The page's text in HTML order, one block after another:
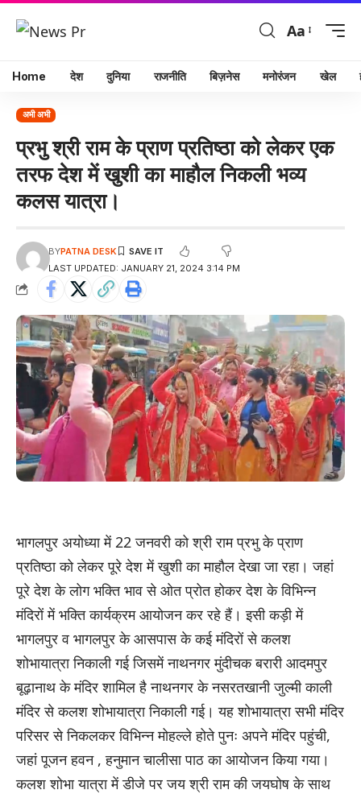
Aa
Home देश दुनिया राजनीति बिज़नेस मनोरंजन खेल
अभी अभी
प्रभु श्री राम के प्राण प्रतिष्ठा को लेकर एक
तरफ देश में खुशी का माहौल निकली भव्य
कलस यात्रा।
LAST UPDATED: JANUARY 21, 2024 3:14 PM
BYPATNA DESK
भागलपुर अयोध्या में 22 जनवरी को श्री राम प्रभु के प्राण
प्रतिष्ठा को लेकर पूरे देश में खुशी का माहौल देखा जा रहा। जहां
पूरे देश के लोग भक्ति भाव से ओत प्रोत होकर देश के विभिन्न
मंदिरों में भक्ति कार्यक्रम आयोजन कर रहे हैं। इसी कड़ी में
भागलपुर व भागलपुर के आसपास के कई मंदिरों से कलश
शोभायात्रा निकाली गई जिसमें नाथनगर मुंदीचक बरारी आदमपुर
बूढ़ानाथ के मंदिर शामिल है नाथनगर के नसरतखानी जुल्मी काली
मंदिर से कलश शोभायात्रा निकाली गई। यह शोभायात्रा सभी मंदिर
परिसर से निकलकर विभिन्न मोहल्ले होते पुनः अपने मंदिर पहुंची,
जहां पूजन हवन , हनुमान चालीसा पाठ का आयोजन किया गया।
कलश शोभा यात्रा में डीजे पर जय श्री राम की जयघोष के साथ